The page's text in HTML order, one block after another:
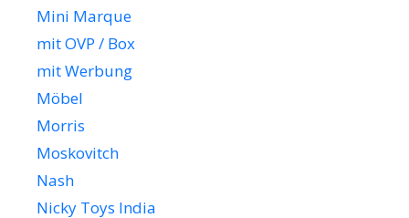
Mini Marque
mit OVP / Box
mit Werbung
Möbel
Morris
Moskovitch
Nash
Nicky Toys India